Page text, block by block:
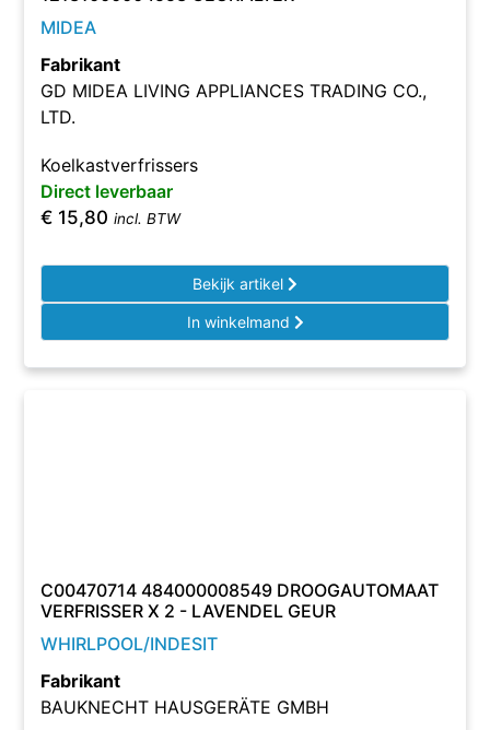
MIDEA
Fabrikant
GD MIDEA LIVING APPLIANCES TRADING CO.,
LTD.
Koelkastverfrissers
Direct leverbaar
€ 15,80 incl. BTW
Bekijk artikel
In winkelmand
C00470714 484000008549 DROOGAUTOMAAT
VERFRISSER X 2 - LAVENDEL GEUR
WHIRLPOOL/INDESIT
Fabrikant
BAUKNECHT HAUSGERÄTE GMBH